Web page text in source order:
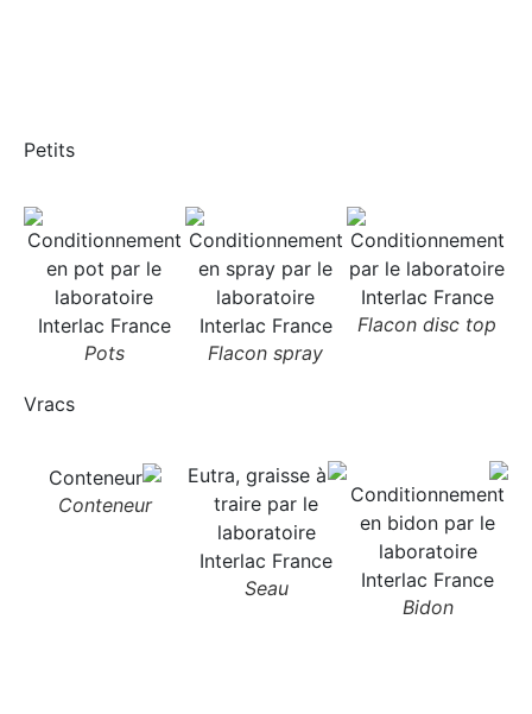
Petits
Pots Flacon spray
Flacon disc top
Bidon
Seau
Conteneur
Vracs